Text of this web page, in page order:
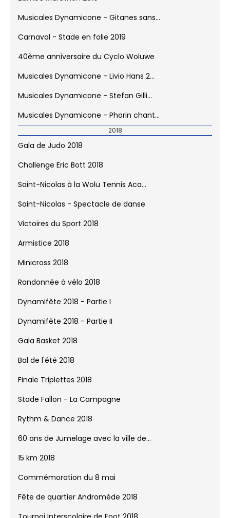
Zumba Marathon 2019
Musicales Dynamicone - Gitanes sans...
Carnaval - Stade en folie 2019
40ème anniversaire du Cyclo Woluwe
Musicales Dynamicone - Livio Hans 2...
Musicales Dynamicone - Stefan Gilli...
Musicales Dynamicone - Phorin chant...
Gala de Judo 2018
Challenge Eric Bott 2018
Saint-Nicolas à la Wolu Tennis Aca...
Saint-Nicolas - Spectacle de danse
Victoires du Sport 2018
Armistice 2018
Minicross 2018
Randonnée à vélo 2018
Dynamifête 2018 - Partie I
Dynamifête 2018 - Partie II
Gala Basket 2018
Bal de l'été 2018
Finale Triplettes 2018
Stade Fallon - La Campagne
Rythm & Dance 2018
60 ans de Jumelage avec la ville de...
15 km 2018
Commémoration du 8 mai
Fête de quartier Andromède 2018